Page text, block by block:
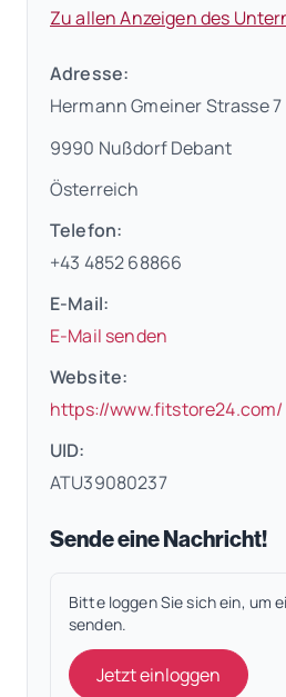
Zu allen Anzeigen des
Adresse:
Hermann Gmeiner Strasse 7
9990 Nußdorf Debant
Österreich
Telefon:
+43 4852 68866
E-Mail:
E-Mail senden
Website:
https://www.fitstore24.com/
UID:
ATU39080237
Sende eine Nachricht!
Bitte loggen Sie sich ein, um
senden.
Jetzt einloggen